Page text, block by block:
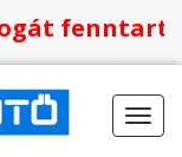
fenntartjuk,